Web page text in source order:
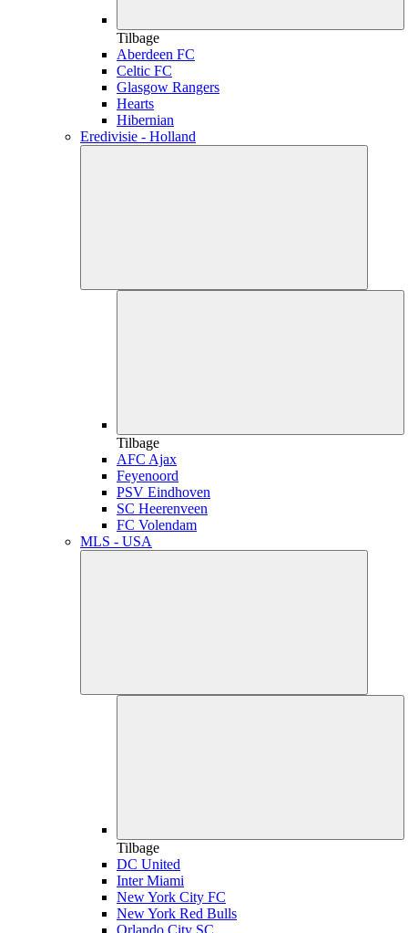
Tilbage
Aberdeen FC
Celtic FC
Glasgow Rangers
Hearts
Hibernian
Eredivisie - Holland
Tilbage
AFC Ajax
Feyenoord
PSV Eindhoven
SC Heerenveen
FC Volendam
MLS - USA
Tilbage
DC United
Inter Miami
New York City FC
New York Red Bulls
Orlando City SC